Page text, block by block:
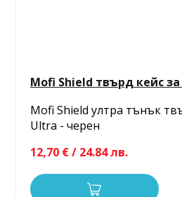
Mofi Shield твърд кейс
Mofi Shield ултра тънък
Ultra - черен
12,70 € / 24.84 лв.